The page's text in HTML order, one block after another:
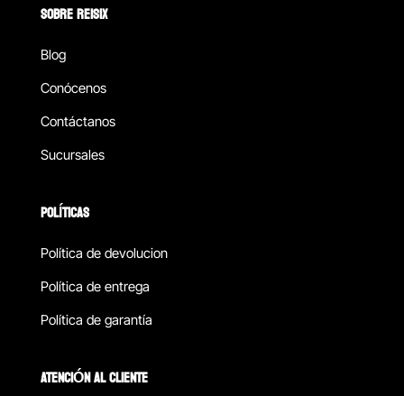
SOBRE REISIX
Blog
Conócenos
Contáctanos
Sucursales
POLÍTICAS
Política de devolucion
Política de entrega
Política de garantía
ATENCIÓN AL CLIENTE